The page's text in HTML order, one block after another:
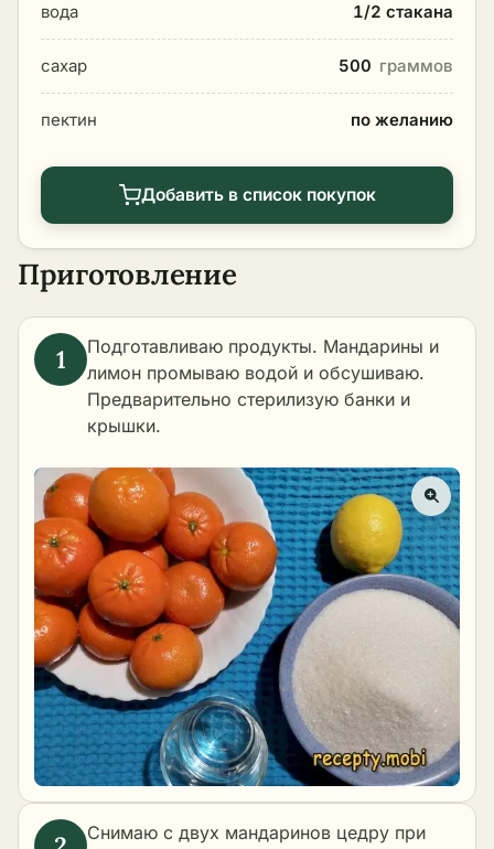
вода 1/2 стакана
сахар 500 граммов
пектин по желанию
Добавить в список покупок
Приготовление
Подготавливаю продукты. Мандарины и
лимон промываю водой и обсушиваю.
Предварительно стерилизую банки и
крышки.
Снимаю с двух мандаринов цедру при